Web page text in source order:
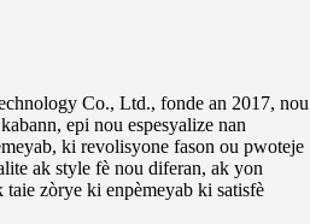
Co., Ltd., fonde an 2017, nou
epi nou espesyalize nan
ki revolisyone fason ou pwoteje
ak style fè nou diferan, ak yon
zòrye ki enpèmeyab ki satisfè